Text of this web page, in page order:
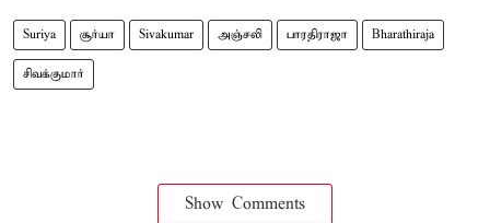
Suriya சூர்யா Sivakumar அஞ்சலி பாரதிராஜா Bharathiraja
சிவக்குமார்
Show Comments